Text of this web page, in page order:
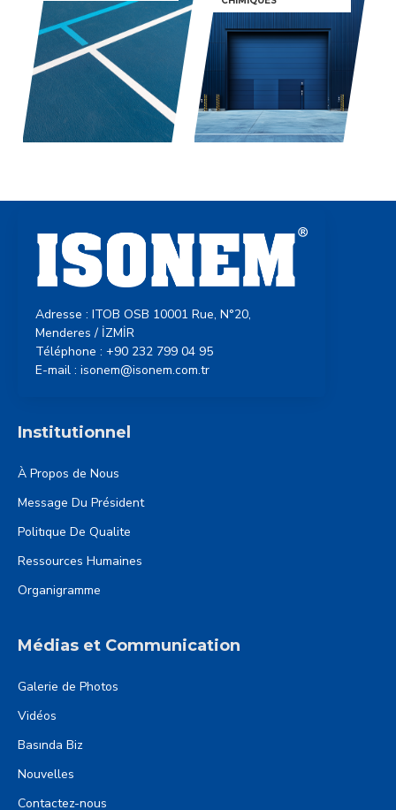
Adresse : ITOB OSB 10001 Rue, N°20,
Menderes / İZMİR
Téléphone : +90 232 799 04 95
E-mail : isonem@isonem.com.tr
Institutionnel
À Propos de Nous
Message Du Président
Politıque De Qualite
Ressources Humaines
Organigramme
Médias et Communication
Galerie de Photos
Vidéos
Basında Biz
Nouvelles
Contactez-nous